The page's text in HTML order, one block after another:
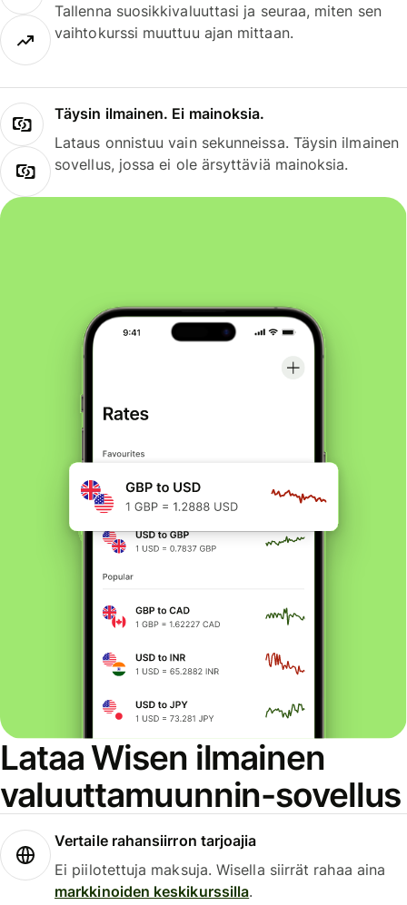
Tallenna suosikkivaluuttasi ja seuraa, miten sen
vaihtokurssi muuttuu ajan mittaan.
Täysin ilmainen. Ei mainoksia.
Lataus onnistuu vain sekunneissa. Täysin ilmainen
sovellus, jossa ei ole ärsyttäviä mainoksia.
Lataa Wisen ilmainen
valuuttamuunnin-sovellus
Vertaile rahansiirron tarjoajia
Ei piilotettuja maksuja. Wisella siirrät rahaa aina
markkinoiden keskikurssilla.